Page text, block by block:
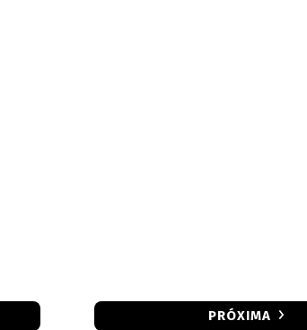
PRÓXIMA